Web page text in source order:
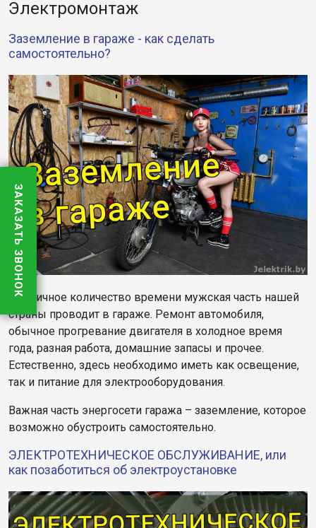
Электромонтаж
Заземление в гараже - как сделать
самостоятельно?
Приличное количество времени мужская часть нашей
страны проводит в гараже. Ремонт автомобиля,
обычное прогревание двигателя в холодное время
года, разная работа, домашние запасы и прочее.
Естественно, здесь необходимо иметь как освещение,
так и питание для электрооборудования.
Важная часть энергосети гаража – заземление, которое
возможно обустроить самостоятельно.
ЭЛЕКТРОТЕХНИЧЕСКОЕ ОБСЛУЖИВАНИЕ, или
как позаботиться об электроустановке
ЗАКАЗАТЬ ЗВОНОК